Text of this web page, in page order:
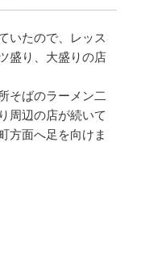
いたので、レッス
盛り、大盛りの店
そばのラーメン二
周辺の店が続いて
方面へ足を向けま